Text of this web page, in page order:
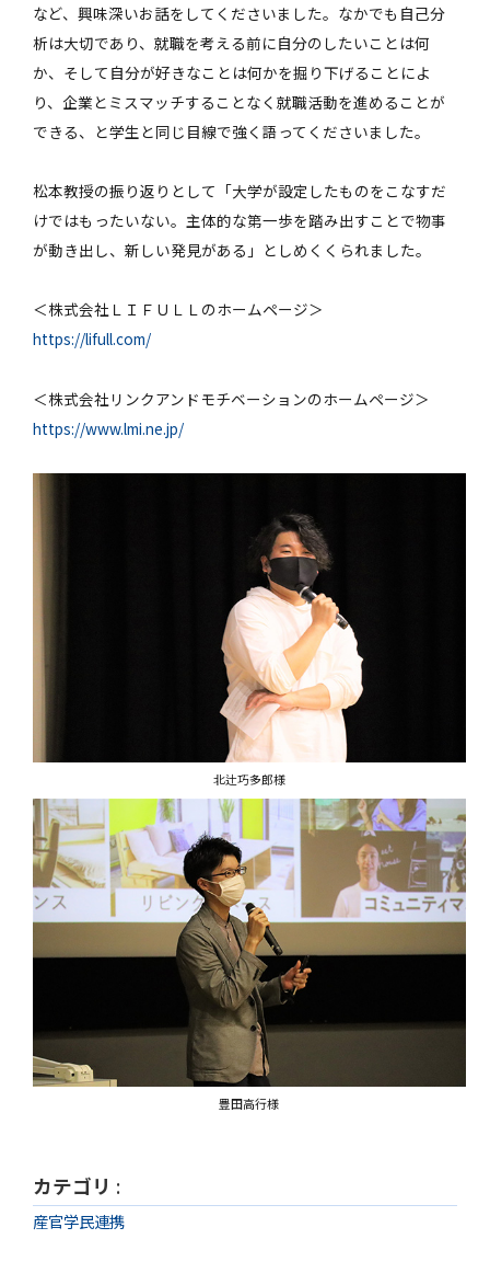
など、興味深いお話をしてくださいました。なかでも自己分
析は大切であり、就職を考える前に自分のしたいことは何
か、そして自分が好きなことは何かを掘り下げることによ
り、企業とミスマッチすることなく就職活動を進めることが
できる、と学生と同じ目線で強く語ってくださいました。
松本教授の振り返りとして「大学が設定したものをこなすだ
けではもったいない。主体的な第一歩を踏み出すことで物事
が動き出し、新しい発見がある」としめくくられました。
＜株式会社ＬＩＦＵＬＬのホームページ＞
https://lifull.com/
＜株式会社リンクアンドモチベーションのホームページ＞
https://www.lmi.ne.jp/
北辻巧多郎様
豊田高行様
カテゴリ :
産官学民連携